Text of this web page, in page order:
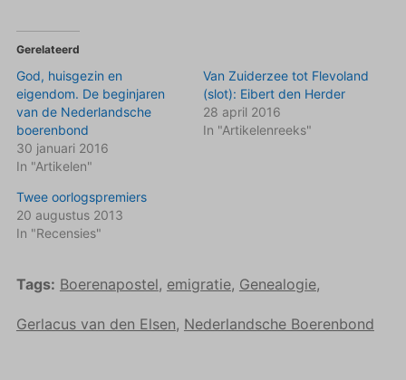
Gerelateerd
God, huisgezin en
eigendom. De beginjaren
van de Nederlandsche
boerenbond
30 januari 2016
In "Artikelen"
Van Zuiderzee tot Flevoland
(slot): Eibert den Herder
28 april 2016
In "Artikelenreeks"
Twee oorlogspremiers
20 augustus 2013
In "Recensies"
Tags: Boerenapostel, emigratie, Genealogie,
Gerlacus van den Elsen, Nederlandsche Boerenbond